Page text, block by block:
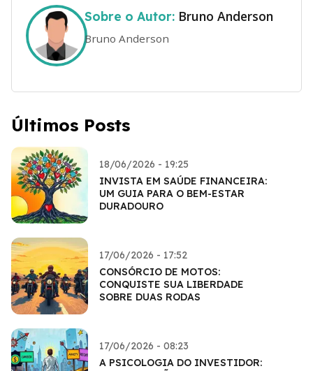
Sobre o Autor: Bruno Anderson
Bruno Anderson
Últimos Posts
18/06/2026 - 19:25
INVISTA EM SAÚDE FINANCEIRA:
UM GUIA PARA O BEM-ESTAR
DURADOURO
17/06/2026 - 17:52
CONSÓRCIO DE MOTOS:
CONQUISTE SUA LIBERDADE
SOBRE DUAS RODAS
17/06/2026 - 08:23
A PSICOLOGIA DO INVESTIDOR: